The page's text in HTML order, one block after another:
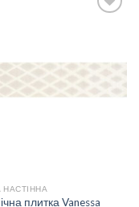
БАЖАНЬ
НАСТІННА
плитка Vanessa